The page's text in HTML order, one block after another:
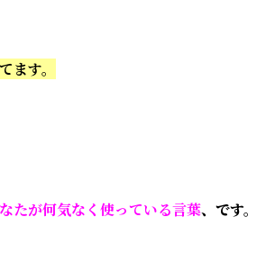
ます。
たが何気なく使っている言葉、です。